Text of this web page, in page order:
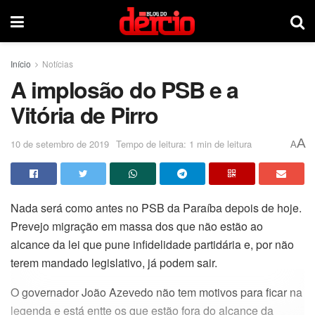
Início Notícias
A implosão do PSB e a
Vitória de Pirro
10 de setembro de 2019 Tempo de leitura: 1 min de leitura AA
Nada será como antes no PSB da Paraíba depois de hoje.
Prevejo migração em massa dos que não estão ao
alcance da lei que pune infidelidade partidária e, por não
terem mandado legislativo, já podem sair.
O governador João Azevedo não tem motivos para ficar na
legenda e está entte os que estão fora do alcance da